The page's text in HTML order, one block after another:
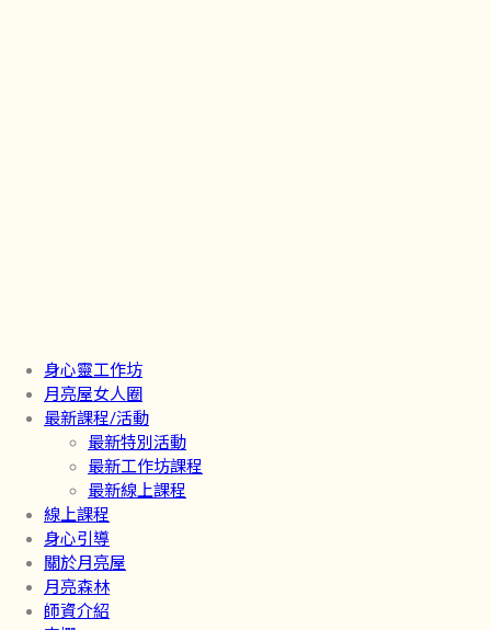
身心靈工作坊
月亮屋女人圈
最新課程/活動
最新特別活動
最新工作坊課程
最新線上課程
線上課程
身心引導
關於月亮屋
月亮森林
師資介紹